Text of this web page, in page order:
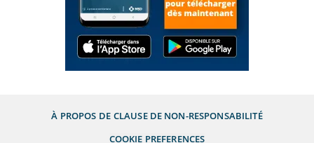
À PROPOS DE CLAUSE DE NON-RESPONSABILITÉ
COOKIE PREFERENCES